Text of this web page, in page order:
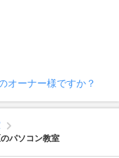
オーナー様ですか？
パソコン教室